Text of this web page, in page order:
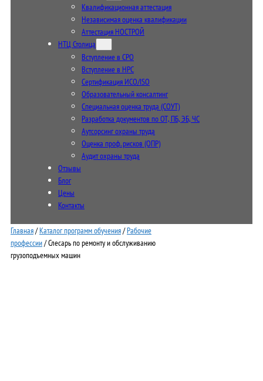
Квалификационная аттестация
Независимая оценка квалификации
Аттестация НОСТРОЙ
НТЦ Столица
Вступление в СРО
Вступление в НРС
Сертификация ИСО/ISO
Образовательный консалтинг
Специальная оценка труда (СОУТ)
Разработка документов по ОТ, ПБ, ЭБ, ЧС
Аутсорсинг охраны труда
Оценка проф. рисков (ОПР)
Аудит охраны труда
Отзывы
Блог
Цены
Контакты
Главная/Каталог программ обучения/Рабочие
профессии/ Слесарь по ремонту и обслуживанию
грузоподъемных машин